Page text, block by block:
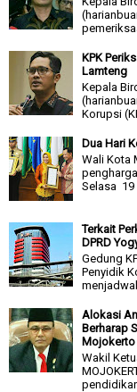
KPK
Lamteng
Kepala
Korupsi
Dua Hari
Wali Kota
Selasa 19
Terkait
DPRD
Gedung
Penyidik
Alokasi
Berharap
Mojokerto
Wakil